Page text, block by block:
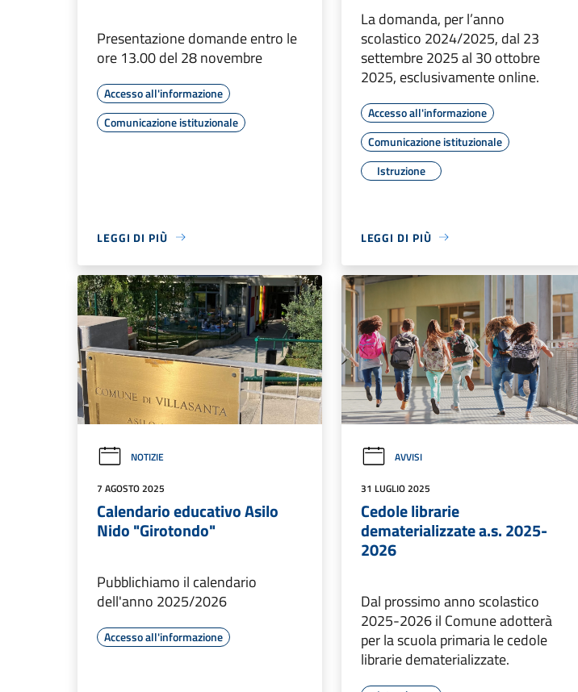
Presentazione domande entro le
ore 13.00 del 28 novembre
Accesso all'informazione
Comunicazione istituzionale
LEGGI DI PIÙ
La domanda, per l’anno
scolastico 2024/2025, dal 23
settembre 2025 al 30 ottobre
2025, esclusivamente online.
Accesso all'informazione
Comunicazione istituzionale
Istruzione
LEGGI DI PIÙ
NOTIZIE
7 AGOSTO 2025
Calendario educativo Asilo
Nido "Girotondo"
Pubblichiamo il calendario
dell'anno 2025/2026
Accesso all'informazione
AVVISI
31 LUGLIO 2025
Cedole librarie
dematerializzate a.s. 2025-
2026
Dal prossimo anno scolastico
2025-2026 il Comune adotterà
per la scuola primaria le cedole
librarie dematerializzate.